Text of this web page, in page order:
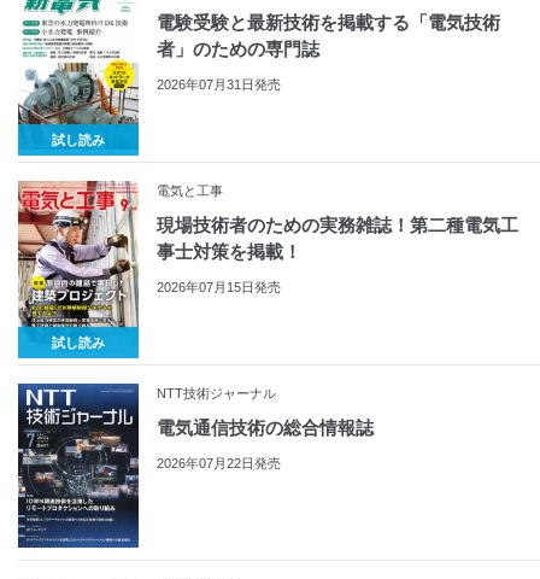
試し読み
電験受験と最新技術を掲載する「電気技術
者」のための専門誌
2026年07月31日発売
試し読み
電気と工事
現場技術者のための実務雑誌！第二種電気工
事士対策を掲載！
2026年07月15日発売
NTT技術ジャーナル
電気通信技術の総合情報誌
2026年07月22日発売